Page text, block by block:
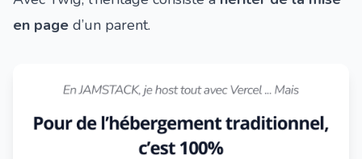
en page d’un parent.